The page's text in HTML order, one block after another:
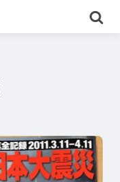
尋